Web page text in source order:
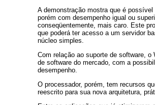
A demonstração mostra que é
porém com desempenho igual ou
conseqüentemente, mais caro. Este
que poderá ter acesso a um servidor
núcleo simples.
Com relação ao suporte de software,
de software do mercado, com a
desempenho.
O processador, porém, tem recursos
reescrito para sua nova arquitetura,